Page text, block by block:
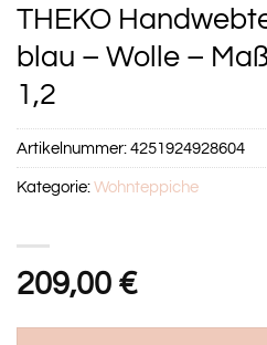
THEKO
blau – Wolle –
1,2
209,00 €
Artikelnummer:4251924928604
Kategorie:Wohnteppiche